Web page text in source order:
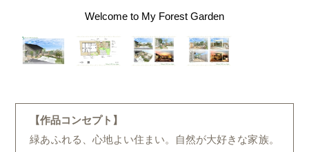
Welcome to My Forest Garden
【作品コンセプト】
緑あふれる、心地よい住まい。自然が大好きな家族。